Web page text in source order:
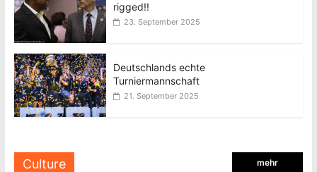
rigged!!
23. September 2025
Deutschlands echte
Turniermannschaft
21. September 2025
Culture mehr